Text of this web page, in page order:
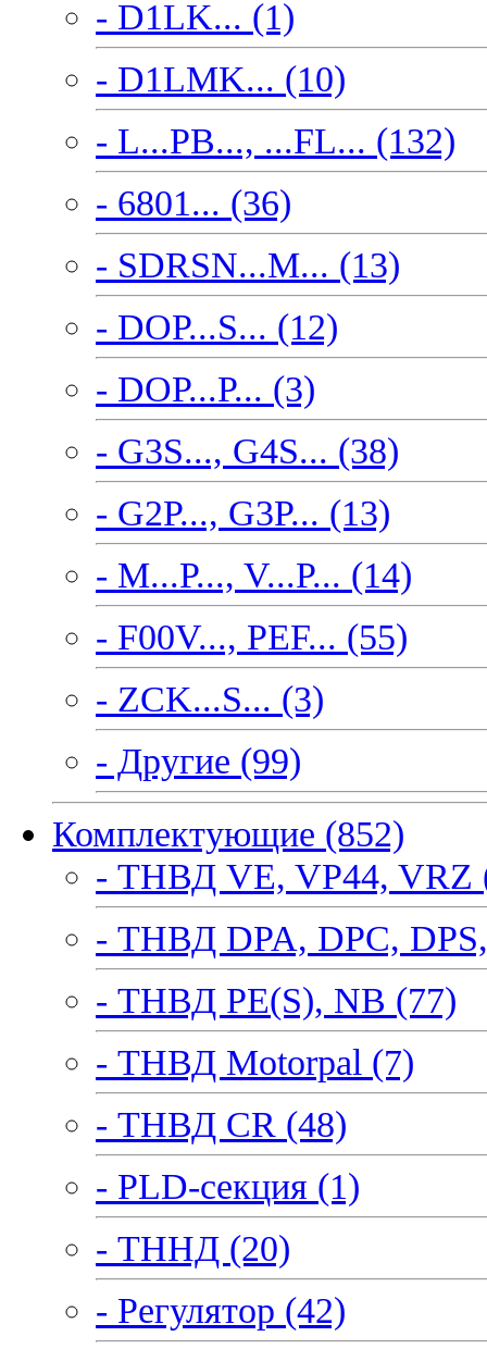
- D1LK... (1)
- D1LMK... (10)
- L...PB..., ...FL... (132)
- 6801... (36)
- SDRSN...M... (13)
- DOP...S... (12)
- DOP...P... (3)
- G3S..., G4S... (38)
- G2P..., G3P... (13)
- M...P..., V...P... (14)
- F00V..., PEF... (55)
- ZCK...S... (3)
- Другие (99)
Комплектующие (852)
- ТНВД VE, VP44, VRZ
- ТНВД DPA, DPC,
- ТНВД PE(S), NB (77)
- ТНВД Motorpal (7)
- ТНВД CR (48)
- PLD-секция (1)
- ТННД (20)
- Регулятор (42)